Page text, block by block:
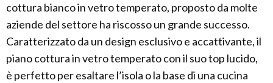
cottura bianco in vetro temperato, proposto da molte
aziende del settore ha riscosso un grande successo.
Caratterizzato da un design esclusivo e accattivante, il
piano cottura in vetro temperato con il suo top lucido,
è perfetto per esaltare l’isola o la base di una cucina